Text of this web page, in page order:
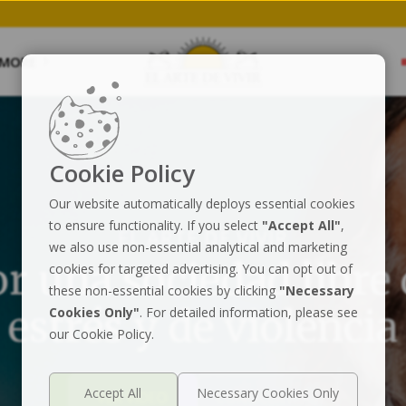
EL ARTE DE VIVIR
una sociedad libre
estrés y de violencia
VER VIDEO CONOCER MÁS
Cookie Policy
Our website automatically deploys essential cookies
to ensure functionality. If you select "Accept All",
we also use non-essential analytical and marketing
cookies for targeted advertising. You can opt out of
these non-essential cookies by clicking "Necessary
Cookies Only". For detailed information, please see
our Cookie Policy.